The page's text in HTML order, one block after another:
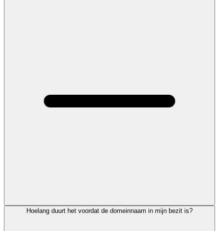
Hoelang duurt het voordat de domeinnaam in mijn bezit is?